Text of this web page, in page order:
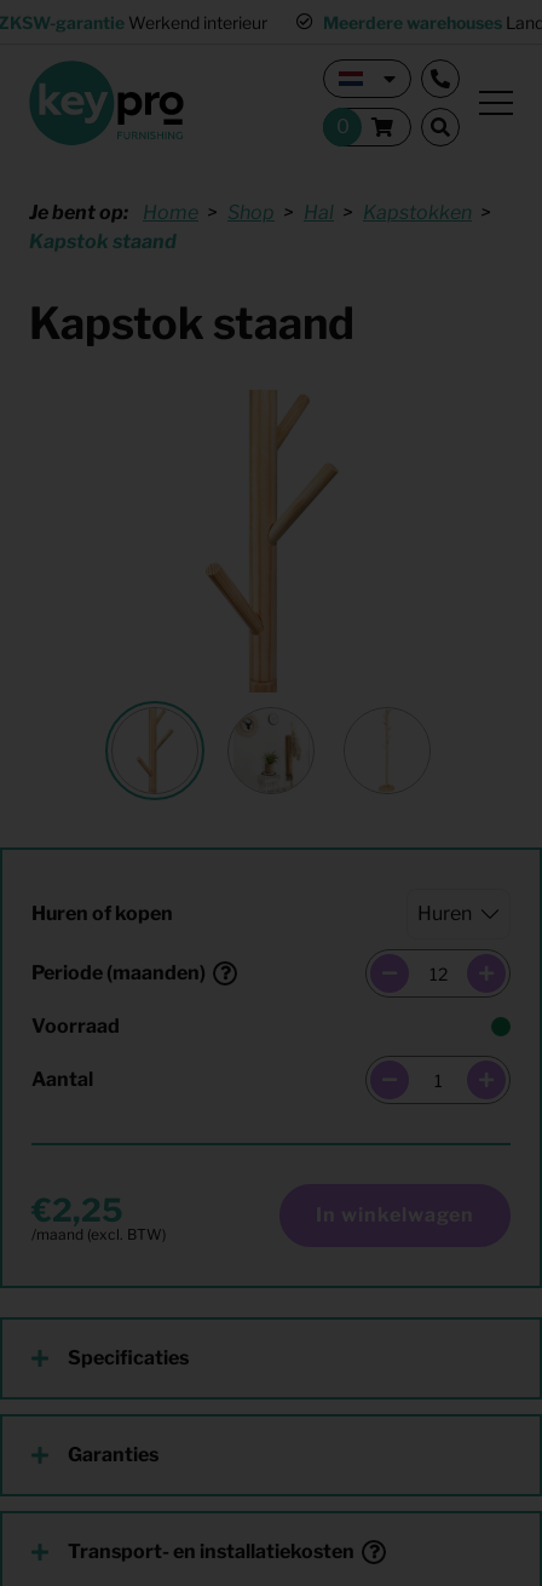
garantie Werkend interieur Meerdere warehouses
Je bent op: Home Shop Hal
Kapstokken
Kapstok staand
Kapstok staand
Huren of kopen
Periode (maanden)
Voorraad
Aantal
2,25 In winkelwagen
Specificaties
Garanties
Transport- en installatiekosten